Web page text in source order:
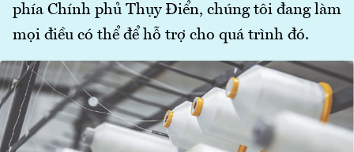
phía Chính phủ Thụy Điển, chúng tôi đang làm
mọi điều có thể để hỗ trợ cho quá trình đó.